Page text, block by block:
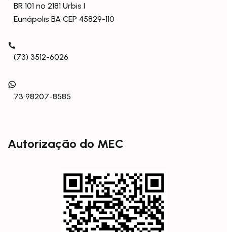
BR 101 nº 2181 Urbis I
Eunápolis BA CEP 45829-110
(73) 3512-6026
73 98207-8585
Autorização do MEC